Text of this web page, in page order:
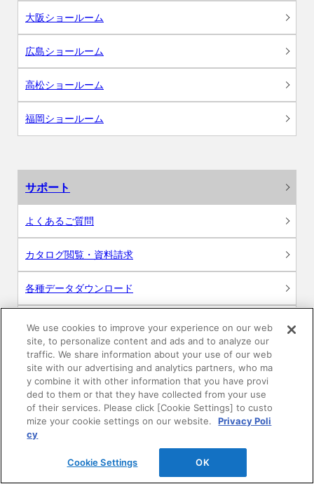
大阪ショールーム
広島ショールーム
高松ショールーム
福岡ショールーム
サポート
よくあるご質問
カタログ閲覧・資料請求
各種データダウンロード
WEB見積・各種シミュレーション
交換用部品の購入
修理・点検
お問い合わせ
We use cookies to improve your experience on our web
site, to personalize content and ads and to analyze our
traffic. We share information about your use of our web
site with our advertising and analytics partners, who ma
y combine it with other information that you have provi
ded to them or that they have collected from your use
of their services. Please click [Cookie Settings] to custo
mize your cookie settings on our website.
Privacy Poli
cy
Cookie Settings OK